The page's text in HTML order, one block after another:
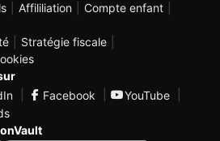
Affililiation
Compte enfant
Stratégie fiscale
Facebook
YouTube